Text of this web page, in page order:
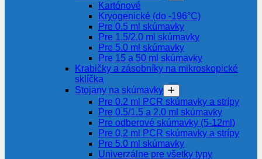
Kartónové
Kryogenické (do -196°C)
Pre 0.5 ml skúmavky
Pre 1.5/2.0 ml skúmavky
Pre 5.0 ml skúmavky
Pre 15 a 50 ml skúmavky
Krabičky a zásobníky na mikroskopické
sklíčka
Stojany na skúmavky
Pre 0.2 ml PCR skúmavky a strípy
Pre 0.5/1.5 a 2.0 ml skúmavky
Pre odberové skúmavky (5-12ml)
Pre 0,2 ml PCR skúmavky a strípy
Pre 5.0 ml skúmavky
Univerzálne pre všetky typy